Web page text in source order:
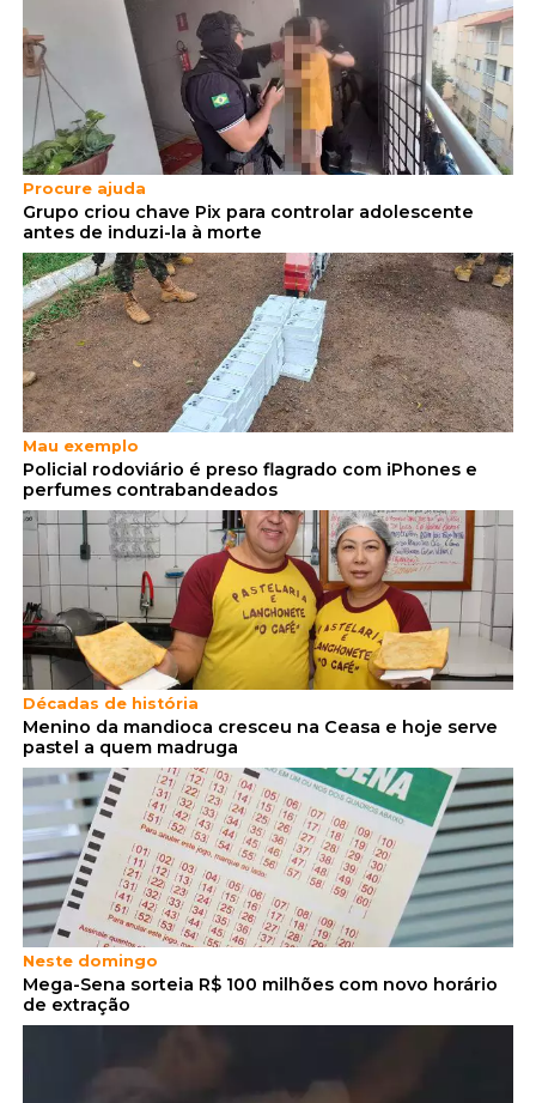
Procure ajuda
Grupo criou chave Pix para controlar adolescente
antes de induzi-la à morte
Mau exemplo
Policial rodoviário é preso flagrado com iPhones e
perfumes contrabandeados
Décadas de história
Menino da mandioca cresceu na Ceasa e hoje serve
pastel a quem madruga
Neste domingo
Mega-Sena sorteia R$ 100 milhões com novo horário
de extração